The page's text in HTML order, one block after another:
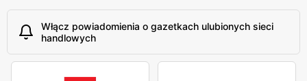
Włącz powiadomienia o gazetkach ulubionych sieci
handlowych